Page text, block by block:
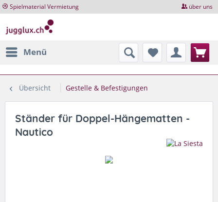
Spielmaterial Vermietung über uns
Menü
Übersicht Gestelle & Befestigungen
Ständer für Doppel-Hängematten -
Nautico